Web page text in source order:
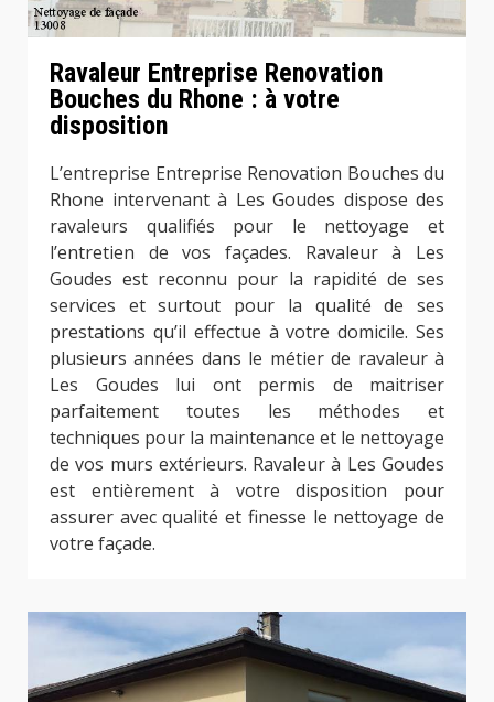
Ravaleur Entreprise Renovation
Bouches du Rhone : à votre
disposition
L’entreprise Entreprise Renovation Bouches du
Rhone intervenant à Les Goudes dispose des
ravaleurs qualifiés pour le nettoyage et
l’entretien de vos façades. Ravaleur à Les
Goudes est reconnu pour la rapidité de ses
services et surtout pour la qualité de ses
prestations qu’il effectue à votre domicile. Ses
plusieurs années dans le métier de ravaleur à
Les Goudes lui ont permis de maitriser
parfaitement toutes les méthodes et
techniques pour la maintenance et le nettoyage
de vos murs extérieurs. Ravaleur à Les Goudes
est entièrement à votre disposition pour
assurer avec qualité et finesse le nettoyage de
votre façade.